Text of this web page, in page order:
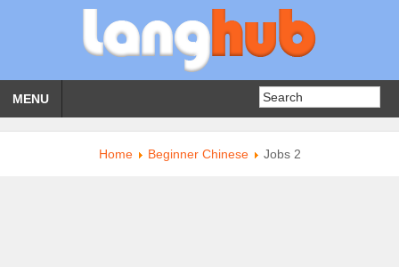
MENU
Home Beginner Chinese Jobs 2